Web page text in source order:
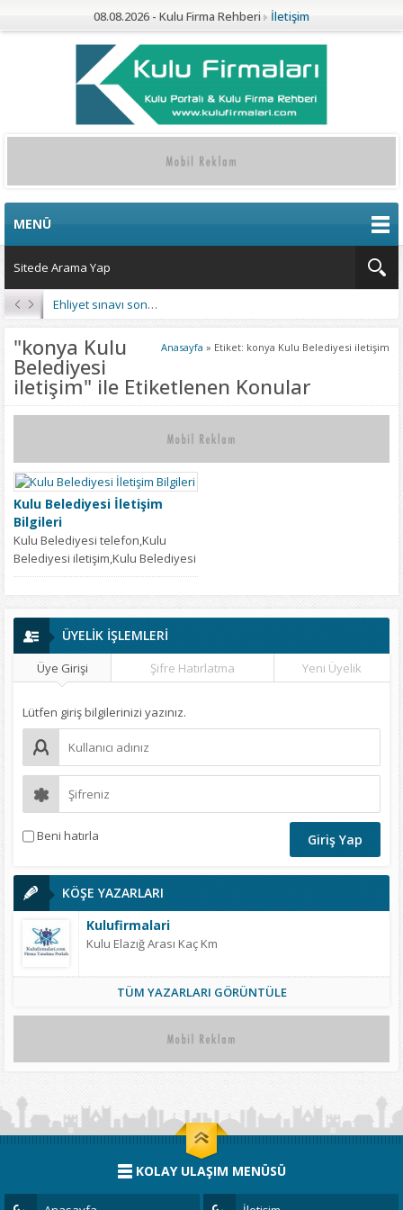
08.08.2026 - Kulu Firma Rehberi İletişim
MENÜ
Ehliyet sınavı sonuçları açıklandı
Anasayfa » Etiket: konya Kulu Belediyesi iletişim
"konya Kulu
Belediyesi
iletişim" ile Etiketlenen Konular
Kulu Belediyesi İletişim
Bilgileri
Kulu Belediyesi telefon,Kulu
Belediyesi iletişim,Kulu Belediyesi
adres,konya Kulu Belediyesi
adres,Kulu Belediyesi telefon
numarası,Kulu Belediyesi
fax,Kulu...ÜYELİK İŞLEMLERİ
Üye Girişi Şifre Hatırlatma Yeni Üyelik
Lütfen giriş bilgilerinizi yazınız.
Beni hatırla
KÖŞE YAZARLARI
Kulufirmalari
Kulu Elazığ Arası Kaç Km
TÜM YAZARLARI GÖRÜNTÜLE
KOLAY ULAŞIM MENÜSÜ